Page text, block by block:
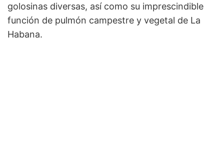
golosinas diversas, así como su imprescindible
función de pulmón campestre y vegetal de La
Habana.